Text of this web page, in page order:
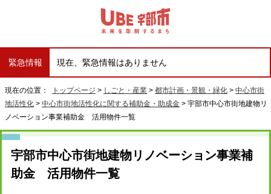
緊急情報 現在、緊急情報はありません
現在の位置： トップページ > しごと・産業 > 都市計画・景観・緑化 > 中心市街
地活性化 > 中心市街地活性化に関する補助金・助成金 > 宇部市中心市街地建物リ
ノベーション事業補助金 活用物件一覧
宇部市中心市街地建物リノベーション事業補
助金 活用物件一覧